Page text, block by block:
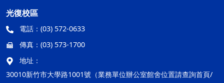
光復校區
電話： (03) 572-0633
傳真： (03) 573-1700
地址：
30010新竹市大學路1001號（業務單位辦公室館舍位置請查詢首頁/